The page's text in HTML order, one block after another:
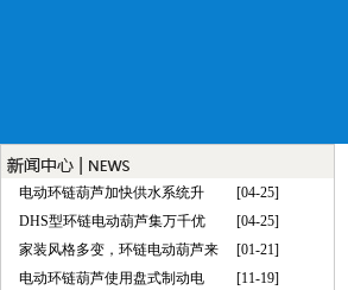
电动环链葫芦加快供水系统升
[04-25]
DHS型环链电动葫芦集万千优
[04-25]
家装风格多变，环链电动葫芦来
[01-21]
电动环链葫芦使用盘式制动电
[11-19]